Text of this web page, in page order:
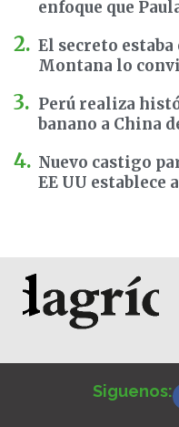
enfoque que
El secreto estaba
Montana lo
Perú realiza
banano a China
Nuevo castigo
EE UU establece
Siguenos: